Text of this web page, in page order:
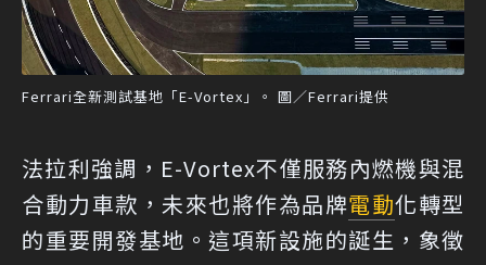
Ferrari全新測試基地「E-Vortex」。 圖／Ferrari提供
法拉利強調，E-Vortex不僅服務內燃機與混
合動力車款，未來也將作為品牌電動化轉型
的重要開發基地。這項新設施的誕生，象徵